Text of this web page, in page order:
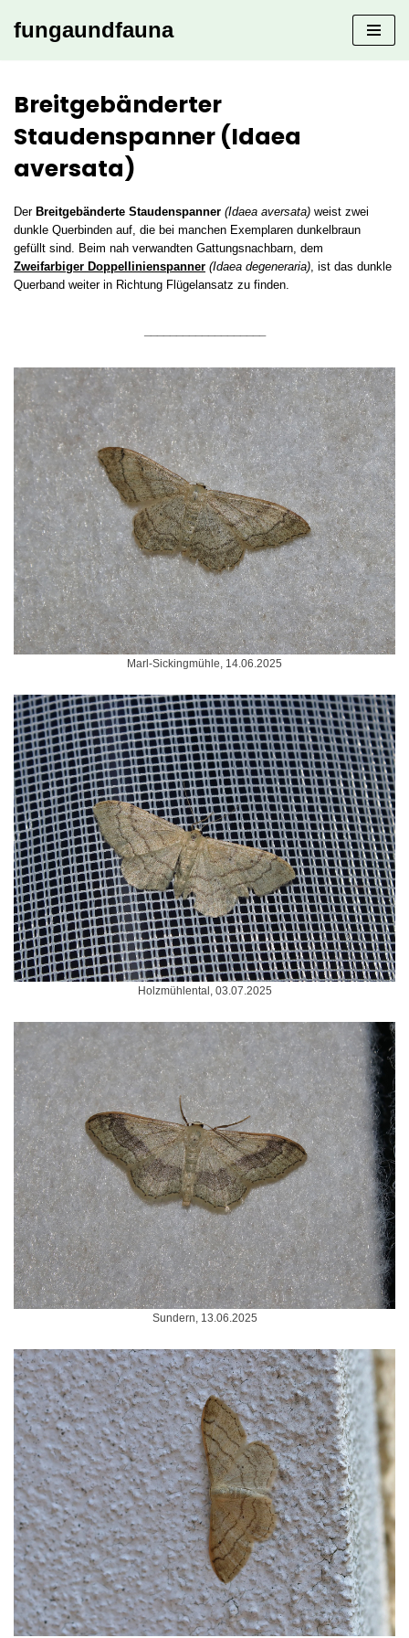
fungaundfauna
Breitgebänderter
Staudenspanner (Idaea
aversata)
DerBreitgebänderte Staudenspanner (Idaea aversata) weist zwei
dunkle Querbinden auf, die bei manchen Exemplaren dunkelbraun
gefüllt sind. Beim nah verwandten Gattungsnachbarn, dem
Zweifarbiger Doppellinienspanner (Idaea degeneraria), ist das dunkle
Querband weiter in Richtung Flügelansatz zu finden.
Marl-Sickingmühle, 14.06.2025
Holzmühlental, 03.07.2025
Sundern, 13.06.2025